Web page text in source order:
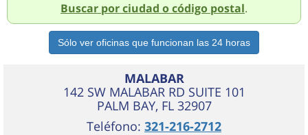
Buscar por ciudad o código postal.
MALABAR
142 SW MALABAR RD SUITE 101
PALM BAY, FL 32907
Teléfono: 321-216-2712